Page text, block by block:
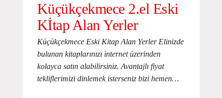
Küçükçekmece 2.el Eski
Kİtap Alan Yerler
Küçükçekmece Eski Kitap Alan Yerler Elinizde
bulunan kitaplarınızı internet üzerinden
kolayca satın alabilirsiniz. Avantajlı fiyat
tekliflerimizi dinlemek isterseniz bizi hemen…